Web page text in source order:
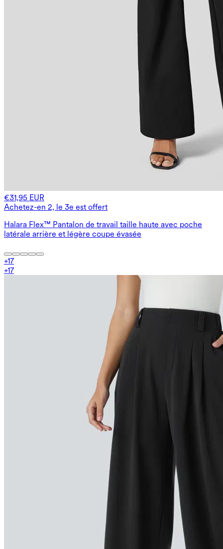
€31,95 EUR
Achetez-en 2, le 3e est offert
Halara Flex™ Pantalon de travail taille haute avec poche
latérale arrière et légère coupe évasée
+17
+17